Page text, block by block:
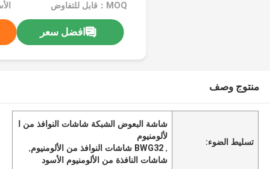
MOQ：قابل للتفاوض
افضل سعر
منتوج وصف
تسليط الضوء:
شاشة البعوض الشبكة شاشات النوافذ من ا
لألومنيوم
,BWG32 شاشات النوافذ من الألومنيوم
,
شاشات النافذة من الألومنيوم الأسود